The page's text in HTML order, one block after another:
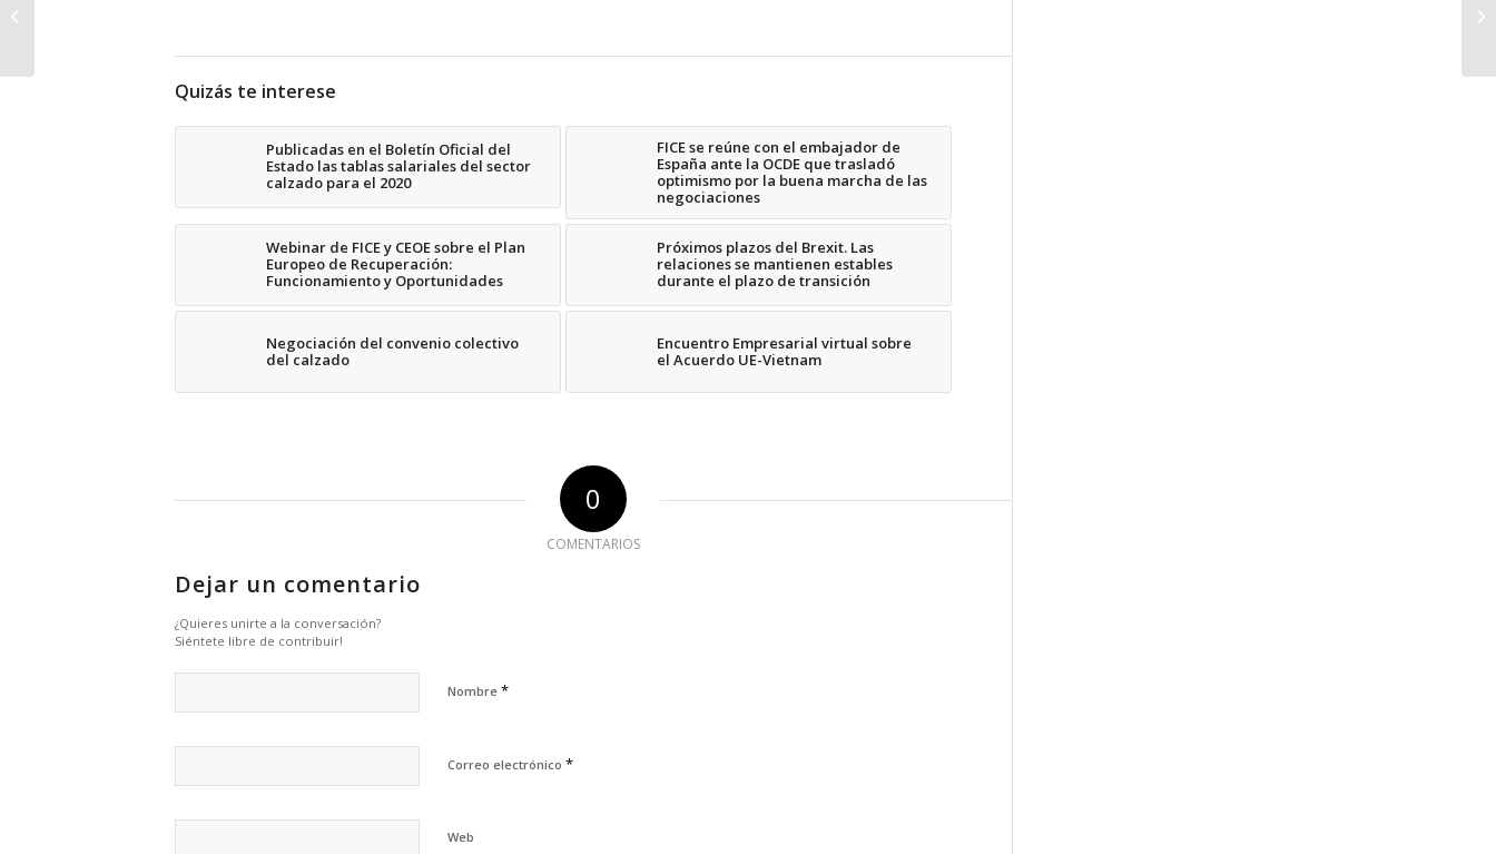
Quizás te interese
Publicadas en el Boletín Oficial del
Estado las tablas salariales del sector
calzado para el 2020
FICE se reúne con el embajador de
España ante la OCDE que trasladó
optimismo por la buena marcha de las
negociaciones
Webinar de FICE y CEOE sobre el Plan
Europeo de Recuperación:
Funcionamiento y Oportunidades
Próximos plazos del Brexit. Las
relaciones se mantienen estables
durante el plazo de transición
Negociación del convenio colectivo
del calzado
Encuentro Empresarial virtual sobre
el Acuerdo UE-Vietnam
0
COMENTARIOS
Dejar un comentario
¿Quieres unirte a la conversación?
Siéntete libre de contribuir!
Nombre *
Correo electrónico *
Web